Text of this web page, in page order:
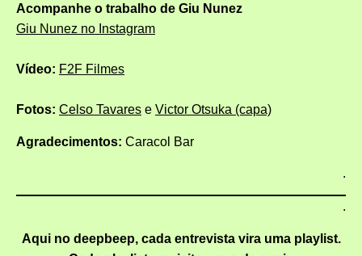
Acompanhe o trabalho de Giu Nunez
Giu Nunez no Instagram
Vídeo: F2F Filmes
Fotos: Celso Tavares e Victor Otsuka (capa)
Agradecimentos: Caracol Bar
.
.
Aqui no deepbeep, cada entrevista vira uma playlist.